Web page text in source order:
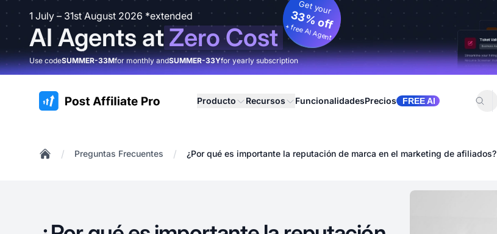
1 July – 31st August 2026 *extended
AI Agents atZero Cost
Get your
33% off
+ free AI Agent
Use codeSUMMER-33Mfor monthly andSUMMER-33Yfor yearly subscription
:site.title Producto Recursos FuncionalidadesPrecios FREE AI
/ Preguntas Frecuentes / ¿Por qué es importante la reputación de marca en el marketing de afiliados?